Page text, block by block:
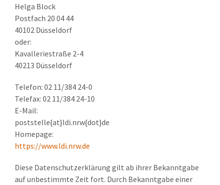
Helga Block
Postfach 20 04 44
40102 Düsseldorf
oder:
Kavalleriestraße 2-4
40213 Düsseldorf
Telefon: 02 11/384 24-0
Telefax: 02 11/384 24-10
E-Mail:
poststelle{at}ldi.nrw{dot}de
Homepage:
https://www.ldi.nrw.de
Diese Datenschutzerklärung gilt ab ihrer Bekanntgabe
auf unbestimmte Zeit fort. Durch Bekanntgabe einer